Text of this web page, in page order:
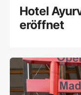
Hotel
eröffnet